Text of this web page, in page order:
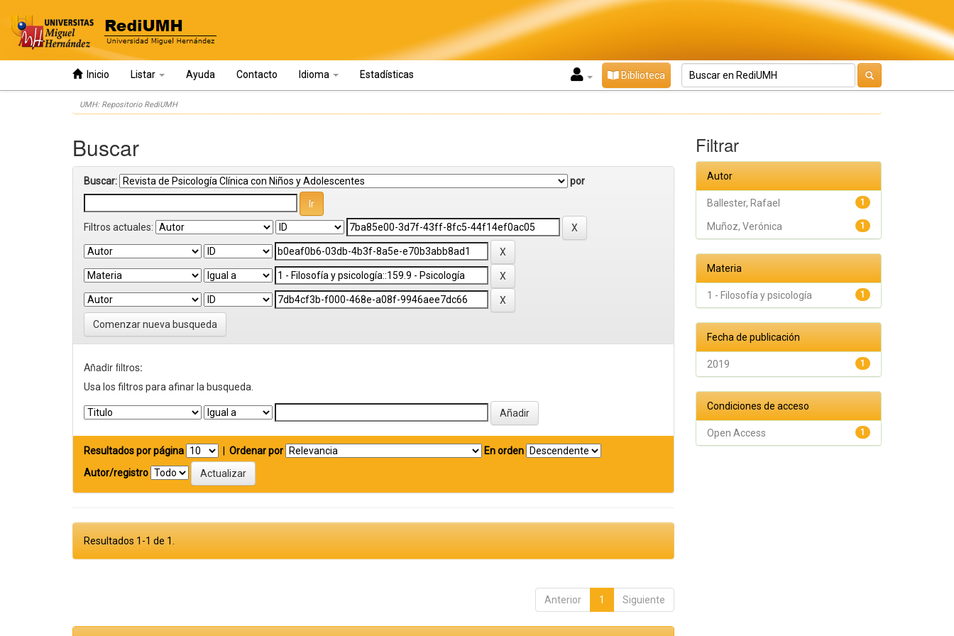
Inicio Listar Ayuda Contacto Idioma Estadísticas Biblioteca
UMH: Repositorio RediUMH
Buscar
Buscar: por
Filtros actuales:
Comenzar nueva busqueda
Añadir filtros:
Usa los filtros para afinar la busqueda.
Resultados por página Ordenar por
En orden
Autor/registro
Resultados 1-1 de 1.
Anterior 1 Siguiente
Filtrar
Autor
1
Ballester, Rafael
1
Muñoz, Verónica
Materia
1
1 - Filosofía y psicología
Fecha de publicación
1
2019
Condiciones de acceso
1
Open Access